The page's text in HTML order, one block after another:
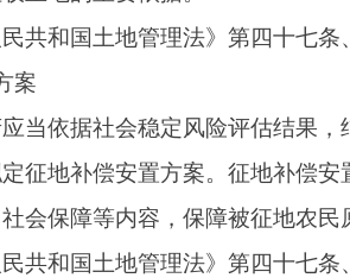
听证会情况修改安置补偿方案。
人应当在公告规定期限内，持不动产权
查结果为准。）
地管理法》第四十七条）